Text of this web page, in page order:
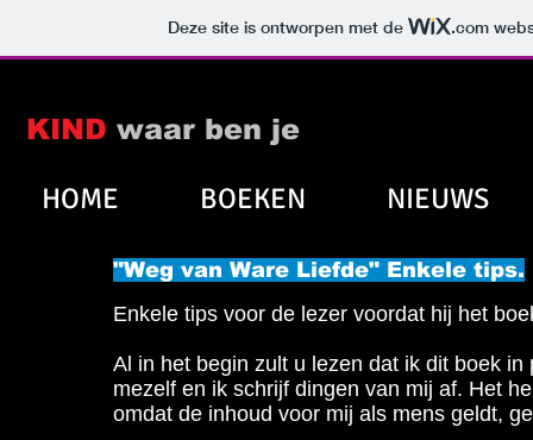
Deze site is ontworpen met de .com
KIND waar ben je
HOME BOEKEN NIEUWS
"Weg van Ware Liefde" Enkele tips.
Enkele tips voor de lezer voordat hij het
Al in het begin zult u lezen dat ik dit boek
mezelf en ik schrijf dingen van mij af. Het
omdat de inhoud voor mij als mens geldt,
DE AUTEUR More